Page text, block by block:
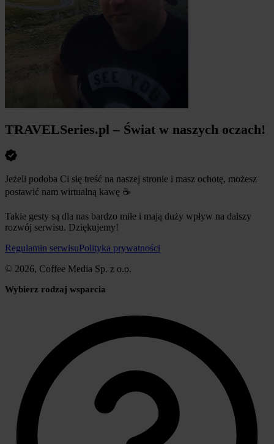
TRAVELSeries.pl – Świat w naszych oczach!
Jeżeli podoba Ci się treść na naszej stronie i masz ochotę, możesz
postawić nam wirtualną kawę ☕
Takie gesty są dla nas bardzo miłe i mają duży wpływ na dalszy
rozwój serwisu. Dziękujemy!
Regulamin serwisuPolityka prywatności
© 2026, Coffee Media Sp. z o.o.
Wybierz rodzaj wsparcia